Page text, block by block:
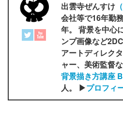
出雲寺ぜんすけ
会社等で16年勤
年。 背景を中心
ンプ画像など
アートディレク
ャー、美術監督
背景描き方講座
人。 ▶プロフィ